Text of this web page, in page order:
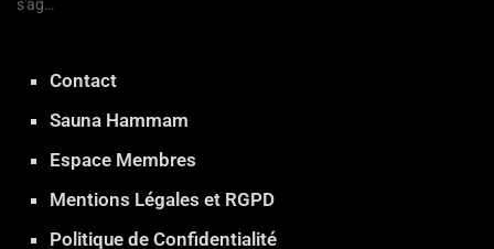
s'ag…
Contact
Sauna Hammam
Espace Membres
Mentions Légales et RGPD
Politique de Confidentialité